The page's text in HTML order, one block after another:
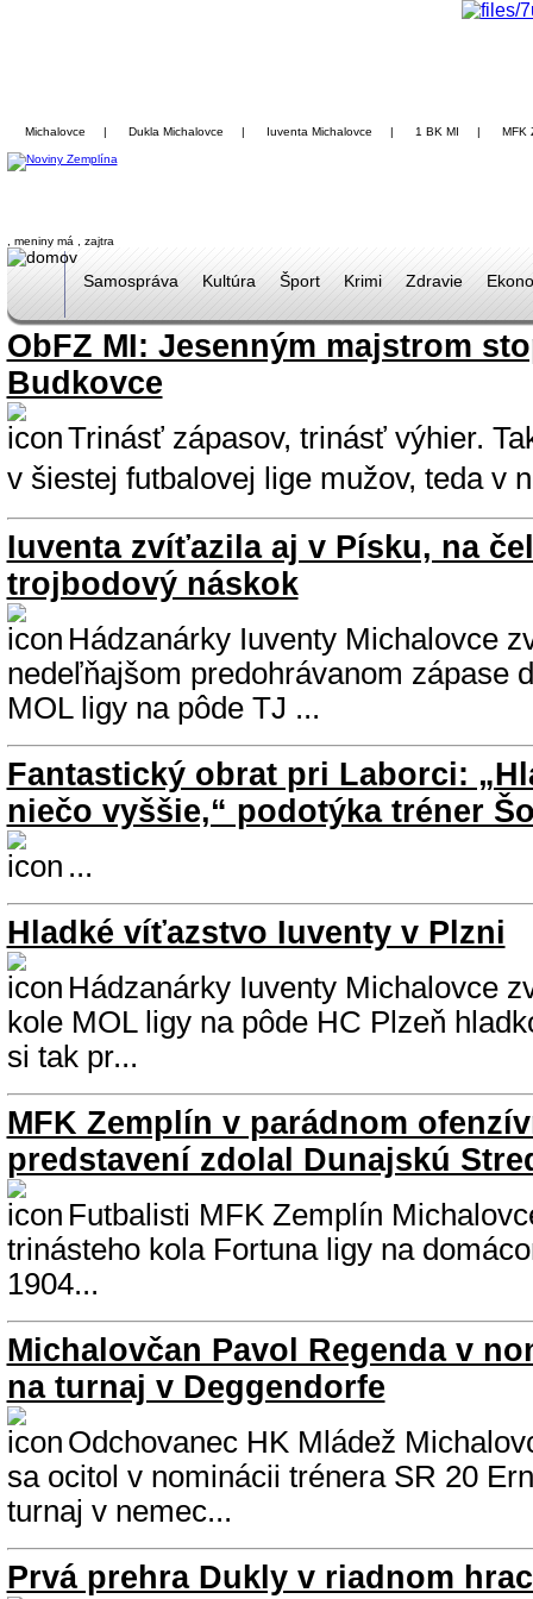
Michalovce | Dukla Michalovce | Iuventa Michalovce | 1 BK MI | MFK
, meniny má , zajtra
Samospráva Kultúra Šport Krimi Zdravie
ObFZ MI: Jesenným majstrom
Budkovce
Trinásť zápasov, trinásť výhier.
v šiestej futbalovej lige mužov, teda v
Iuventa zvíťazila aj v Písku, na
trojbodový náskok
Hádzanárky Iuventy Michalovce
nedeľňajšom predohrávanom zápase
MOL ligy na pôde TJ ...
Fantastický obrat pri Laborci:
niečo vyššie,“ podotýka tréner
...
Hladké víťazstvo Iuventy v Plzni
Hádzanárky Iuventy Michalovce
kole MOL ligy na pôde HC Plzeň
si tak pr...
MFK Zemplín v parádnom
predstavení zdolal Dunajskú
Futbalisti MFK Zemplín
trinásteho kola Fortuna ligy na
1904...
Michalovčan Pavol Regenda v
na turnaj v Deggendorfe
Odchovanec HK Mládež
sa ocitol v nominácii trénera SR 20
turnaj v nemec...
Prvá prehra Dukly v riadnom